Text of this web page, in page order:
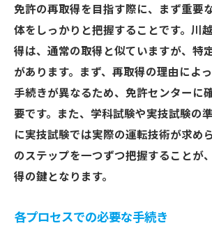
免許の再取得を目指す際に、まず重要
体をしっかりと把握することです。川
得は、通常の取得と似ていますが、特
があります。まず、再取得の理由によ
手続きが異なるため、免許センターに
要です。また、学科試験や実技試験の
に実技試験では実際の運転技術が求め
のステップを一つずつ把握することが
得の鍵となります。
各プロセスでの必要な手続き